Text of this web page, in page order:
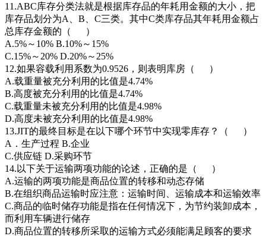
11.ABC库存分类法就是根据库存品的年耗用金额的大小，把
库存品划分为A、B、C三类。其中C类库存品其年耗用金额占
总库存金额的（ ）
A.5%～10% B.10%～15%
C.15%～20% D.20%～25%
12.如果容载利用系数为0.9526，则表明库房（ ）
A.载重量被充分利用的比值是4.74%
B.高度被充分利用的比值是4.74%
C.载重量未被充分利用的比值是4.98%
D.高度未被充分利用的比值是4.98%
13.JIT的最终目标是在以下哪个环节中实现零库存？（ ）
A．生产过程 B.企业
C.供应链 D.采购环节
14.以下关于运输两项功能的论述，正确的是（ ）
A.运输的两项功能是商品位置的转移和动态存储
B.在组织商品运输时应注意：运输时间、运输成本和运输效率
C.商品的临时储存功能是指在任何情况下，为节约装卸成本，
而利用车辆进行储存
D.商品位置的转移所采取的运输方式必须能满足顾客的要求